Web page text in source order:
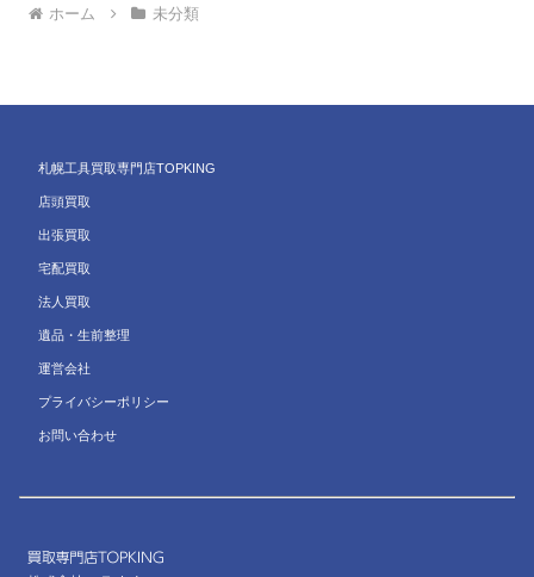
ホーム 未分類
札幌工具買取専門店TOPKING
店頭買取
出張買取
宅配買取
法人買取
遺品・生前整理
運営会社
プライバシーポリシー
お問い合わせ